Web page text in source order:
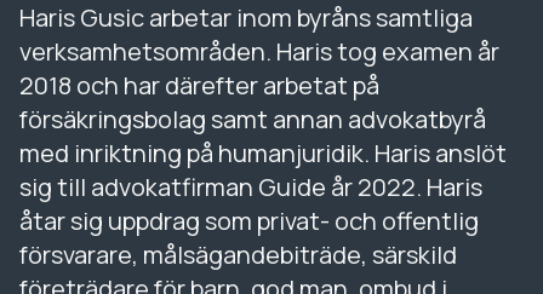
Haris Gusic arbetar inom byråns samtliga
verksamhetsområden. Haris tog examen år
2018 och har därefter arbetat på
försäkringsbolag samt annan advokatbyrå
med inriktning på humanjuridik. Haris anslöt
sig till advokatfirman Guide år 2022. Haris
åtar sig uppdrag som privat- och offentlig
försvarare, målsägandebiträde, särskild